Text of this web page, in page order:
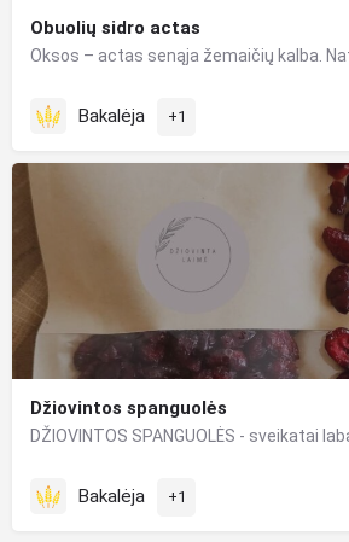
Obuolių sidro actas
Bakalėja +1
Džiovintos spanguolės
Bakalėja +1